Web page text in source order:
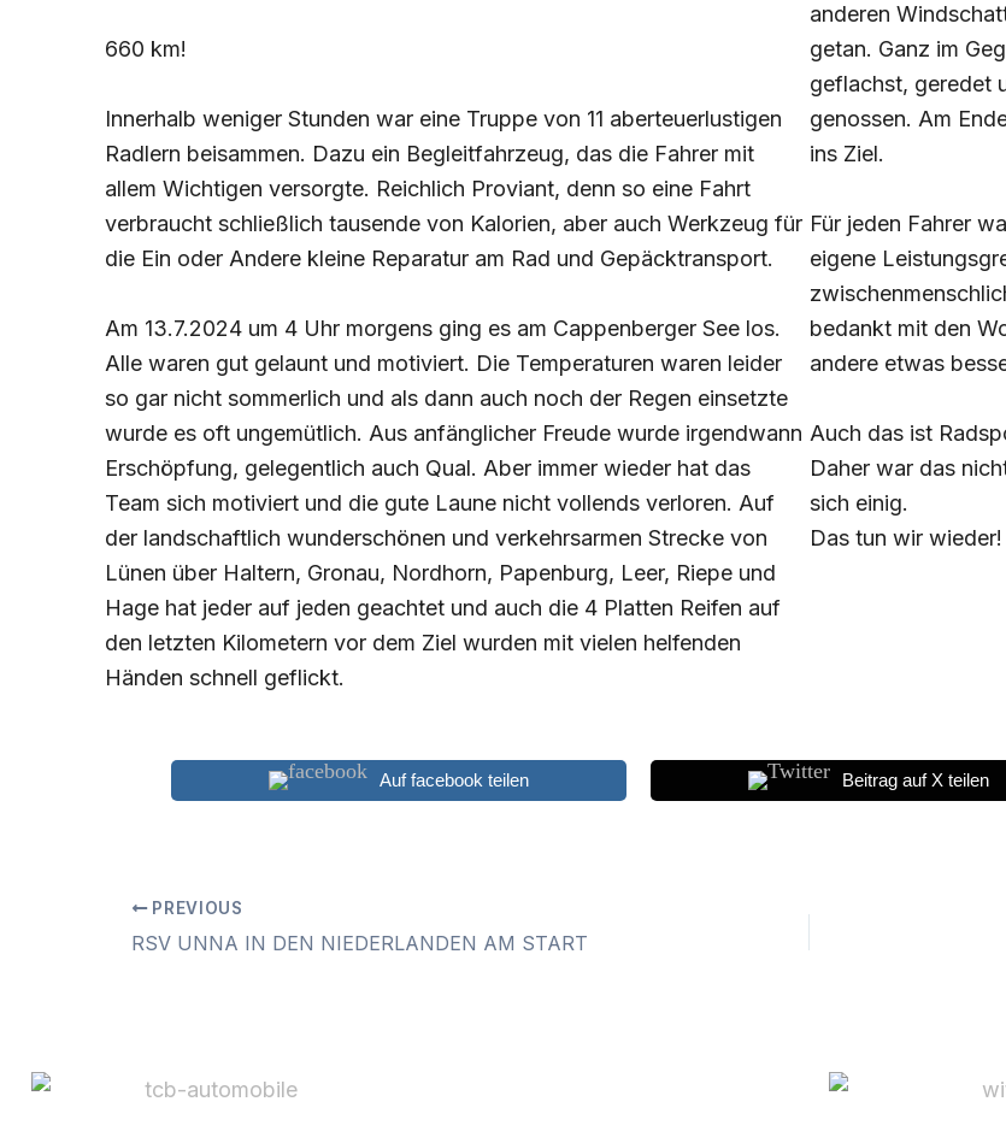
660 km!
Innerhalb weniger Stunden war eine Truppe von 11 aberteuerlustigen
Radlern beisammen. Dazu ein Begleitfahrzeug, das die Fahrer mit
allem Wichtigen versorgte. Reichlich Proviant, denn so eine Fahrt
verbraucht schließlich tausende von Kalorien, aber auch Werkzeug für
die Ein oder Andere kleine Reparatur am Rad und Gepäcktransport.
Am 13.7.2024 um 4 Uhr morgens ging es am Cappenberger See los.
Alle waren gut gelaunt und motiviert. Die Temperaturen waren leider
so gar nicht sommerlich und als dann auch noch der Regen einsetzte
wurde es oft ungemütlich. Aus anfänglicher Freude wurde irgendwann
Erschöpfung, gelegentlich auch Qual. Aber immer wieder hat das
Team sich motiviert und die gute Laune nicht vollends verloren. Auf
der landschaftlich wunderschönen und verkehrsarmen Strecke von
Lünen über Haltern, Gronau, Nordhorn, Papenburg, Leer, Riepe und
Hage hat jeder auf jeden geachtet und auch die 4 Platten Reifen auf
den letzten Kilometern vor dem Ziel wurden mit vielen helfenden
Händen schnell geflickt.
anderen
getan. Ganz im
geflachst, geredet
genossen. Am
ins Ziel.
Für jeden Fahrer
eigene
bedankt mit den
andere etwas
Auch das ist
Daher war das
sich einig.
Das tun wir wieder!
Auf facebook teilen Beitrag auf X teilen
PREVIOUS
RSV UNNA IN DEN NIEDERLANDEN AM START